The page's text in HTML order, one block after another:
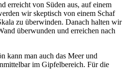
erreicht von Süden aus, auf einem
wir skeptisch von einem Schaf
zu überwinden. Danach halten wir
überwunden und erreichen nach
kann man auch das Meer und
im Gipfelbereich. Für die